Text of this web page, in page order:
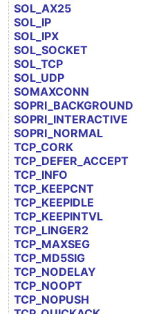
SOL_AX25
SOL_IP
SOL_IPX
SOL_SOCKET
SOL_TCP
SOL_UDP
SOMAXCONN
SOPRI_BACKGROUND
SOPRI_INTERACTIVE
SOPRI_NORMAL
TCP_CORK
TCP_DEFER_ACCEPT
TCP_INFO
TCP_KEEPCNT
TCP_KEEPIDLE
TCP_KEEPINTVL
TCP_LINGER2
TCP_MAXSEG
TCP_MD5SIG
TCP_NODELAY
TCP_NOOPT
TCP_NOPUSH